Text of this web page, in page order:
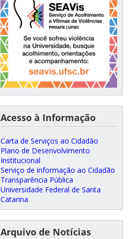
Acesso à Informação
Carta de Serviços ao Cidadão
Plano de Desenvolvimento
Institucional
Serviço de informação ao Cidadão
Transparência Pública
Universidade Federal de Santa
Catarina
Arquivo de Notícias